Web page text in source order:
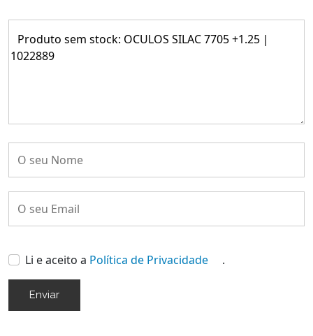
Li e aceito a Política de Privacidade .
Enviar